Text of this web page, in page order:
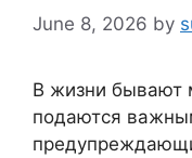
June 8, 2026 by
В жизни бывают
подаются